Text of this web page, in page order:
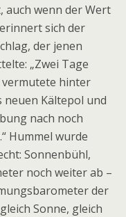
wenn der Wert
sich der
der jenen
„Zwei Tage
hinter
neuen Kältepol und
nach noch
Hummel wurde
Sonnenbühl,
noch weiter ab –
der
Sonne, gleich